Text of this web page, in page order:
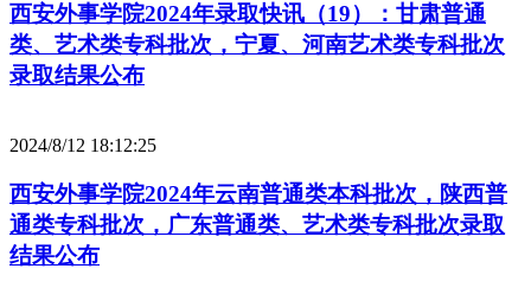
西安外事学院2024年录取快讯（19）：甘肃普通
类、艺术类专科批次，宁夏、河南艺术类专科批次
录取结果公布
2024/8/12 18:12:25
西安外事学院2024年云南普通类本科批次，陕西普
通类专科批次，广东普通类、艺术类专科批次录取
结果公布